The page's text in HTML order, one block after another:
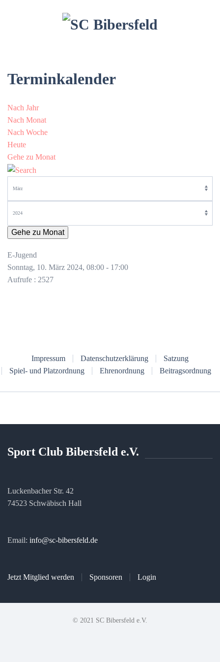
Terminkalender
Nach Jahr
Nach Monat
Nach Woche
Heute
Gehe zu Monat
Gehe zu Monat
E-Jugend
Sonntag, 10. März 2024, 08:00 - 17:00
Aufrufe : 2527
Impressum Datenschutzerklärung
Satzung
Spiel- und Platzordnung
Ehrenordnung Beitragsordnung
Sport Club Bibersfeld e.V.
Luckenbacher Str. 42
74523 Schwäbisch Hall
Email: info@sc-bibersfeld.de
Jetzt Mitglied werden Sponsoren Login
© 2021 SC Bibersfeld e.V.